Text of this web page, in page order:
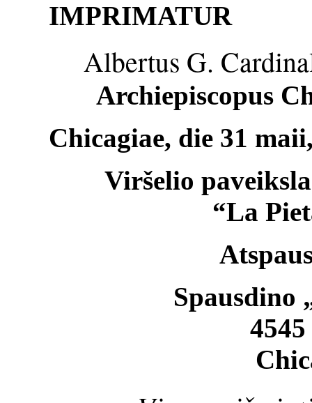
IMPRIMATUR
Albertus G.
Archiepiscopus
Chicagiae, die 31
Viršelio
“La
Spausdino